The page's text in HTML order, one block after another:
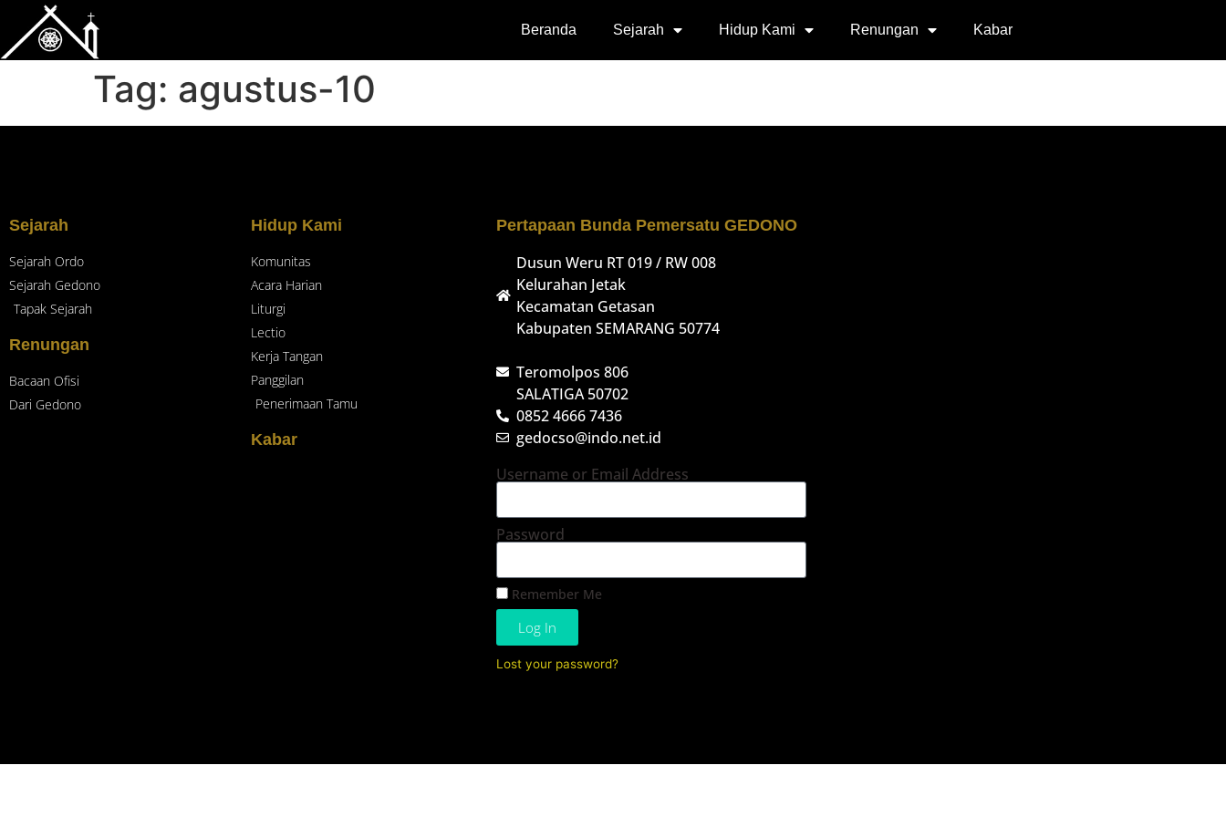
Beranda Sejarah Hidup Kami Renungan Kabar
Tag: agustus-10
Sejarah
Sejarah Ordo
Sejarah Gedono
Tapak Sejarah
Renungan
Bacaan Ofisi
Dari Gedono
Hidup Kami
Komunitas
Acara Harian
Liturgi
Lectio
Kerja Tangan
Panggilan
Penerimaan Tamu
Kabar
Pertapaan Bunda Pemersatu GEDONO
Dusun Weru RT 019 / RW 008
Kelurahan Jetak
Kecamatan Getasan
Kabupaten SEMARANG 50774
Teromolpos 806
SALATIGA 50702
0852 4666 7436
gedocso@indo.net.id
Username or Email Address
Password
Remember Me
Log In
Lost your password?